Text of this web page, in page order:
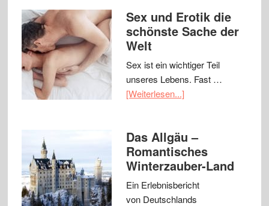
Sex und Erotik die
schönste Sache der
Welt
Sex ist ein wichtiger Teil
unseres Lebens. Fast …
[Weiterlesen...]
Das Allgäu –
Romantisches
Winterzauber-Land
Ein Erlebnisbericht
von Deutschlands